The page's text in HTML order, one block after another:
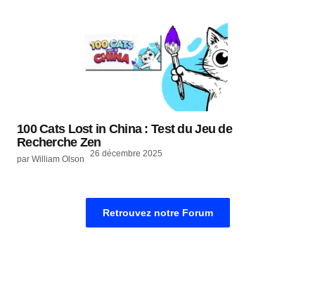
100 Cats Lost in China : Test du Jeu de
Recherche Zen
par William Olson
26 décembre 2025
Retrouvez notre Forum